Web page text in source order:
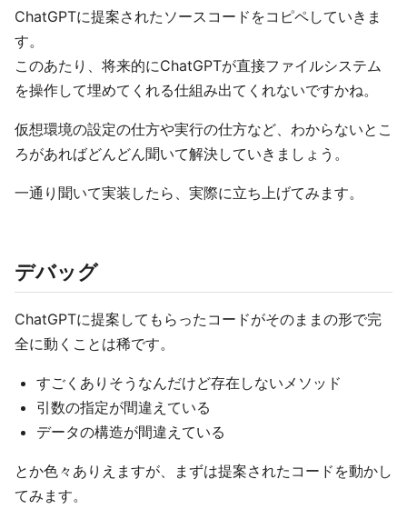
ChatGPTに提案されたソースコードをコピペしていきま
す。
このあたり、将来的にChatGPTが直接ファイルシステム
を操作して埋めてくれる仕組み出てくれないですかね。
仮想環境の設定の仕方や実行の仕方など、わからないとこ
ろがあればどんどん聞いて解決していきましょう。
一通り聞いて実装したら、実際に立ち上げてみます。
デバッグ
ChatGPTに提案してもらったコードがそのままの形で完
全に動くことは稀です。
すごくありそうなんだけど存在しないメソッド
引数の指定が間違えている
データの構造が間違えている
とか色々ありえますが、まずは提案されたコードを動かし
てみます。